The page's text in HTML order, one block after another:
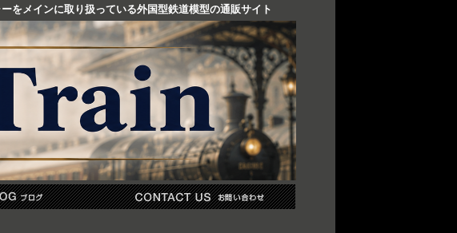
をメインに取り扱っている外国型鉄道模型の通販サイト